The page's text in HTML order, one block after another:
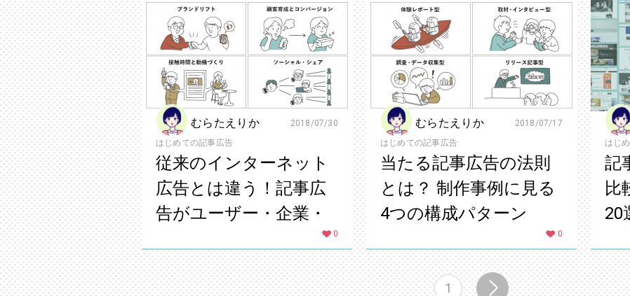
むらたえりか
2018/07/30
はじめての記事広告
従来のインターネット
広告とは違う！記事広
告がユーザー・企業・
商材にもたらす4つの効
果
0
むらたえりか
2018/07/17
はじめての記事広告
当たる記事広告の法則
とは？ 制作事例に見る
4つの構成パターン
0
はじ
記
比
20
1